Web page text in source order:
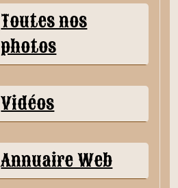
Toutes nos
photos
Vidéos
Annuaire Web